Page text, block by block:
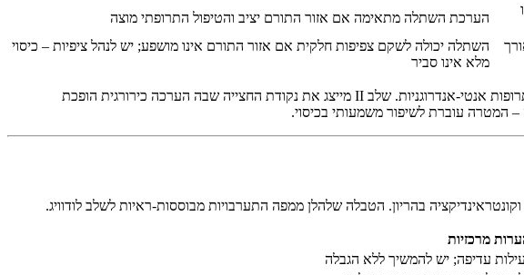
הערכת השתלה מתאימה אם אזור התורם יציב והטיפול התרופתי מוצה
השתלה יכולה לשקם צפיפות חלקית אם אזור התורם אינו מושפע; יש לנהל ציפיות – כיסוי
מלא אינו סביר
שלב לודוויג I הוא חלון ההתערבות האופטימלי לטיפול תרופתי. זקיקים עוברים מיניאטוריזציה אך נשארים רגישים למינוקסידיל ולתרופות אנטי-אנדרוגניות. שלב II מייצג את נקודת החצייה שבה הערכה כירורגית הופכת
מרכזיות